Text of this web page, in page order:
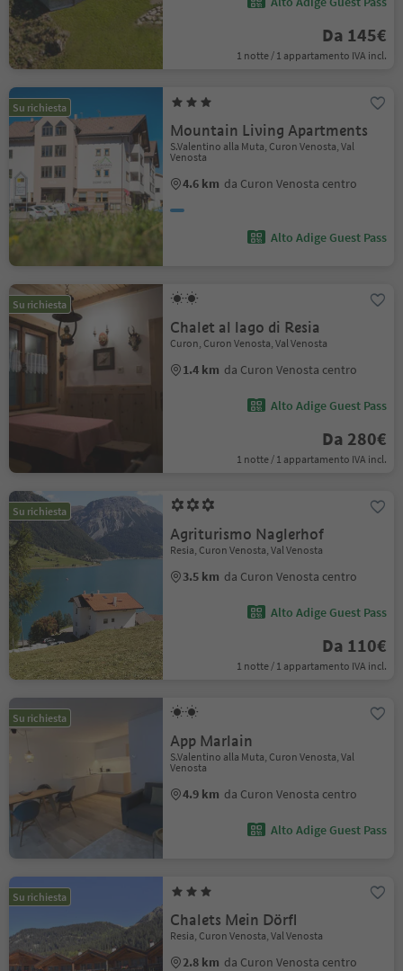
Da 145€
1 notte / 1 appartamento IVA incl.
Su richiesta
Mountain Living Apartments
S.Valentino alla Muta, Curon Venosta, Val
Venosta
4.6 km da Curon Venosta centro
Alto Adige Guest Pass
Su richiesta
Chalet al lago di Resia
Curon, Curon Venosta, Val Venosta
1.4 km da Curon Venosta centro
Alto Adige Guest Pass
Da 280€
1 notte / 1 appartamento IVA incl.
Su richiesta
Agriturismo Naglerhof
Resia, Curon Venosta, Val Venosta
3.5 km da Curon Venosta centro
Alto Adige Guest Pass
Da 110€
1 notte / 1 appartamento IVA incl.
Su richiesta
App Marlain
S.Valentino alla Muta, Curon Venosta, Val
Venosta
4.9 km da Curon Venosta centro
Alto Adige Guest Pass
Su richiesta
Chalets Mein Dörfl
Resia, Curon Venosta, Val Venosta
2.8 km da Curon Venosta centro